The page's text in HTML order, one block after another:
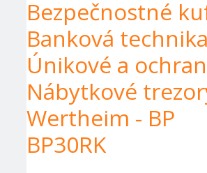
Bezpečnostné
Banková technika
Únikové a
Nábytkové
Wertheim - BP
BP30RK